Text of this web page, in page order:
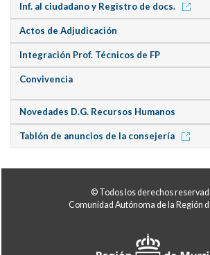
Inf. al ciudadano y Registro de docs.
Actos de Adjudicación
Integración Prof. Técnicos de FP
Convivencia
Novedades D.G. Recursos Humanos
Tablón de anuncios de la consejería
© Todos los derechos
Comunidad Autónoma de la Región